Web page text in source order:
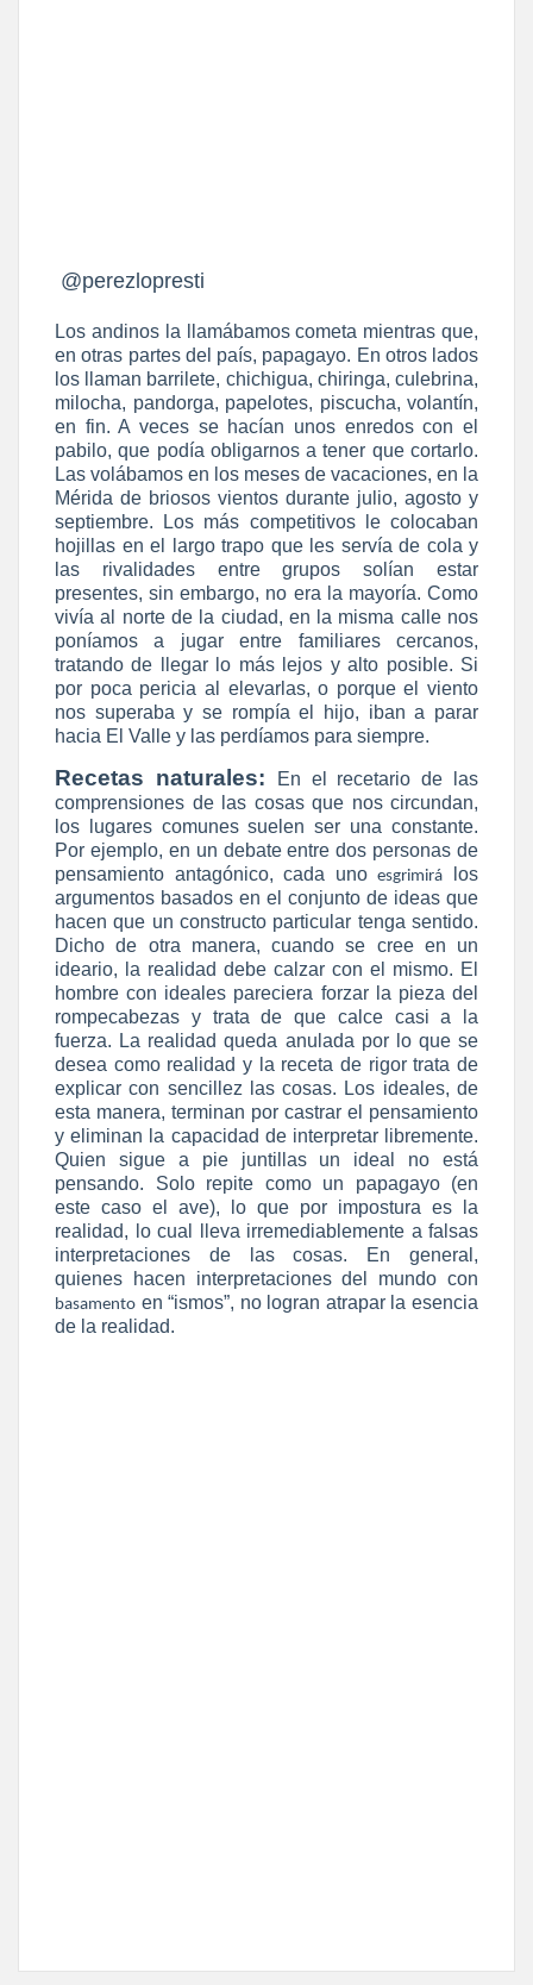
@perezlopresti
Los andinos la llamábamos cometa mientras que,
en otras partes del país, papagayo. En otros lados
los llaman barrilete, chichigua, chiringa, culebrina,
milocha, pandorga, papelotes, piscucha, volantín,
en fin. A veces se hacían unos enredos con el
pabilo, que podía obligarnos a tener que cortarlo.
Las volábamos en los meses de vacaciones, en la
Mérida de briosos vientos durante julio, agosto y
septiembre. Los más competitivos le colocaban
hojillas en el largo trapo que les servía de cola y
las rivalidades entre grupos solían estar
presentes, sin embargo, no era la mayoría. Como
vivía al norte de la ciudad, en la misma calle nos
poníamos a jugar entre familiares cercanos,
tratando de llegar lo más lejos y alto posible. Si
por poca pericia al elevarlas, o porque el viento
nos superaba y se rompía el hijo, iban a parar
hacia El Valle y las perdíamos para siempre.
Recetas naturales:
En el recetario de las
comprensiones de las cosas que nos circundan,
los lugares comunes suelen ser una constante.
Por ejemplo, en un debate entre dos personas de
pensamiento antagónico, cada unoesgrimirá los
argumentos basados en el conjunto de ideas que
hacen que un constructo particular tenga sentido.
Dicho de otra manera, cuando se cree en un
ideario, la realidad debe calzar con el mismo. El
hombre con ideales pareciera forzar la pieza del
rompecabezas y trata de que calce casi a la
fuerza. La realidad queda anulada por lo que se
desea como realidad y la receta de rigor trata de
explicar con sencillez las cosas. Los ideales, de
esta manera, terminan por castrar el pensamiento
y eliminan la capacidad de interpretar libremente.
Quien sigue a pie juntillas un ideal no está
pensando. Solo repite como un papagayo (en
este caso el ave), lo que por impostura es la
realidad, lo cual lleva irremediablemente a falsas
interpretaciones de las cosas. En general,
quienes hacen interpretaciones del mundo con
basamento en “ismos”, no logran atrapar la esencia
de la realidad.